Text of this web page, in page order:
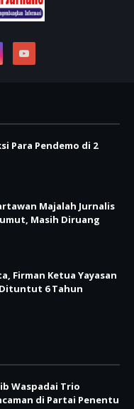
Para Pendemo di 2
Majalah Jurnalis
Masih Diruang
Firman Ketua Yayasan
6 Tahun
Waspadai Trio
di Partai Penentu